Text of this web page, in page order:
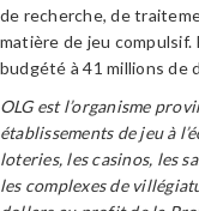
de recherche, de
matière de jeu compulsif.
budgété à 41 millions de
OLG est l’organisme
établissements de jeu à
loteries, les casinos, les
les complexes de